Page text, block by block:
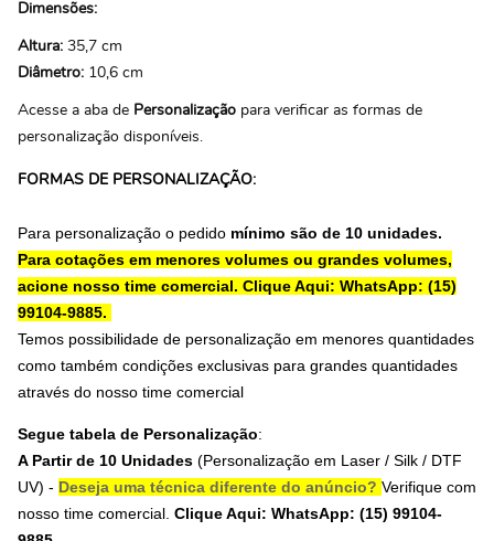
Dimensões:
Altura: 35,7 cm
Diâmetro: 10,6 cm
Acesse a aba de Personalização para verificar as formas de
personalização disponíveis.
FORMAS DE PERSONALIZAÇÃO:
Para personalização o pedido mínimo são de 10 unidades.
Para cotações em menores volumes ou grandes volumes,
acione nosso time comercial. Clique Aqui: WhatsApp: (15)
99104-9885.
Temos possibilidade de personalização em menores quantidades
como também condições exclusivas para grandes quantidades
através do nosso time comercial
Segue tabela de Personalização:
A Partir de 10 Unidades (Personalização em Laser / Silk / DTF
UV) - Deseja uma técnica diferente do anúncio? Verifique com
nosso time comercial. Clique Aqui: WhatsApp: (15) 99104-